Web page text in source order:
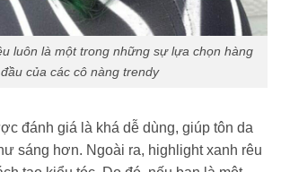
luôn là một trong những sự lựa chọn hàng
đầu của các cô nàng trendy
đánh giá là khá dễ dùng, giúp tôn da
sáng hơn. Ngoài ra, highlight xanh rêu